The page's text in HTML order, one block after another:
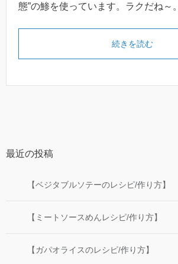
態”の鯵を使っています。ラクだね～。
続きを読む
最近の投稿
【ベジタブルソテーのレシピ/作り方】
【ミートソースめんレシピ/作り方】
【ガパオライスのレシピ/作り方】